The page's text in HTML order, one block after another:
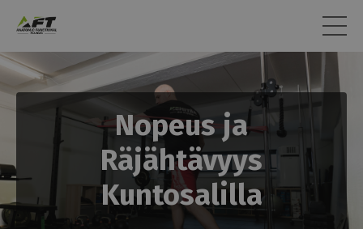
Nopeus ja
Räjähtävyys
Kuntosalilla